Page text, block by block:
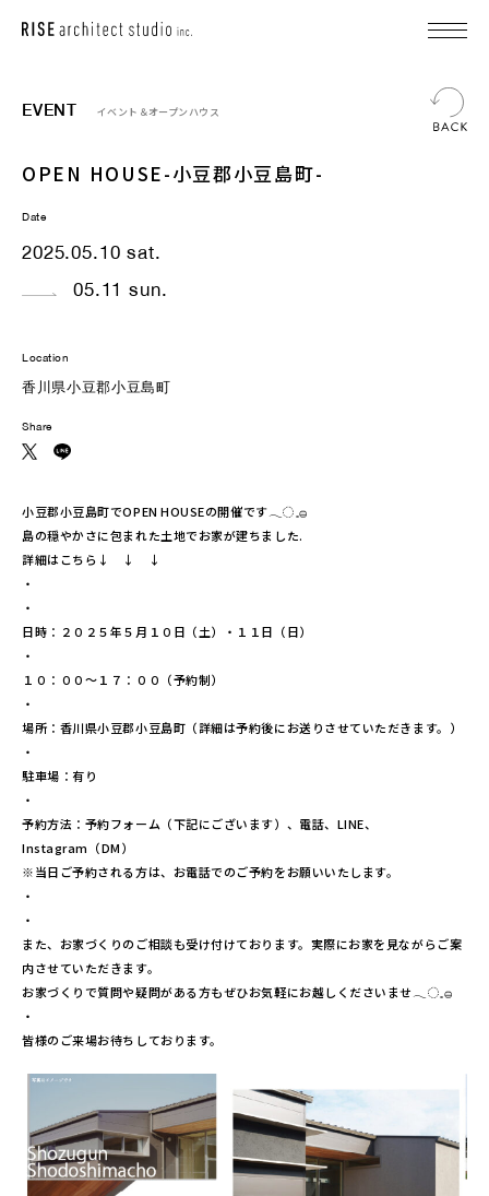
EVENT イベント＆オープンハウス
OPEN HOUSE-小豆郡小豆島町-
Date
2025.05.10 sat.
05.11 sun.
Location
香川県小豆郡小豆島町
Share
小豆郡小豆島町でOPEN HOUSEの開催です𓂃◌𓈒𓐍
島の穏やかさに包まれた土地でお家が建ちました.
詳細はこちら↓ ↓ ↓
・
・
日時：２０２５年５月１０日（土）・１１日（日）
・
１０：００～１７：００（予約制）
・
場所：香川県小豆郡小豆島町（詳細は予約後にお送りさせていただきます。）
・
駐車場：有り
・
予約方法：予約フォーム（下記にございます）、電話、LINE、
Instagram（DM）
※当日ご予約される方は、お電話でのご予約をお願いいたします。
・
・
また、お家づくりのご相談も受け付けております。実際にお家を見ながらご案
内させていただきます。
お家づくりで質問や疑問がある方もぜひお気軽にお越しくださいませ𓂃◌𓈒𓐍
・
皆様のご来場お待ちしております。